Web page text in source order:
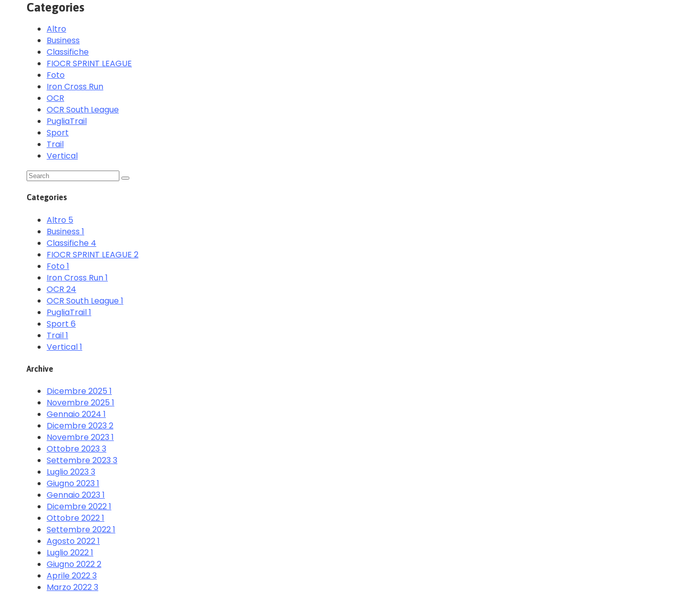
Categories
Altro
Business
Classifiche
FIOCR SPRINT LEAGUE
Foto
Iron Cross Run
OCR
OCR South League
PugliaTrail
Sport
Trail
Vertical
Categories
Altro 5
Business 1
Classifiche 4
FIOCR SPRINT LEAGUE 2
Foto 1
Iron Cross Run1
OCR 24
OCR South League1
PugliaTrail1
Sport 6
Trail1
Vertical1
Archive
Dicembre 2025 1
Novembre 2025 1
Gennaio 2024 1
Dicembre 2023 2
Novembre 2023 1
Ottobre 2023 3
Settembre 2023 3
Luglio 2023 3
Giugno 2023 1
Gennaio 2023 1
Dicembre 20221
Ottobre 20221
Settembre 20221
Agosto 20221
Luglio 20221
Giugno 20222
Aprile 20223
Marzo 20223